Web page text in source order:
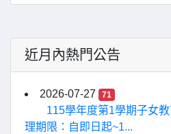
近月內熱門公告
2026-07-27 71
115學年度第1學期子女
理期限：自即日起~1...